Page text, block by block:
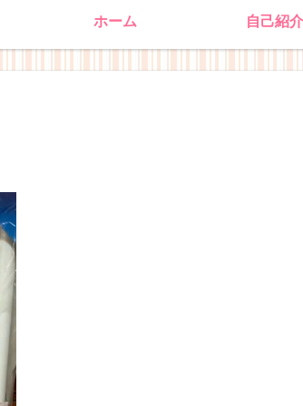
ホーム 自己紹介